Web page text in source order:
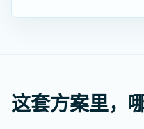
这套方案里，